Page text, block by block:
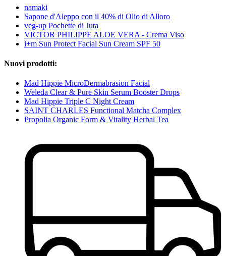
namaki
Sapone d'Aleppo con il 40% di Olio di Alloro
veg-up Pochette di Juta
VICTOR PHILIPPE ALOE VERA - Crema Viso
i+m Sun Protect Facial Sun Cream SPF 50
Nuovi prodotti:
Mad Hippie MicroDermabrasion Facial
Weleda Clear & Pure Skin Serum Booster Drops
Mad Hippie Triple C Night Cream
SAINT CHARLES Functional Matcha Complex
Propolia Organic Form & Vitality Herbal Tea